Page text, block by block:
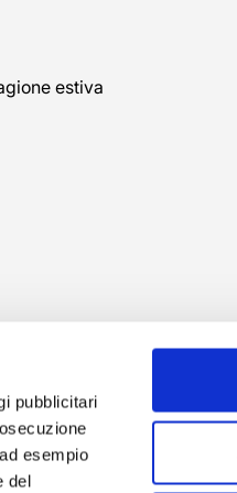
pubblicitari
esempio
del
estiva